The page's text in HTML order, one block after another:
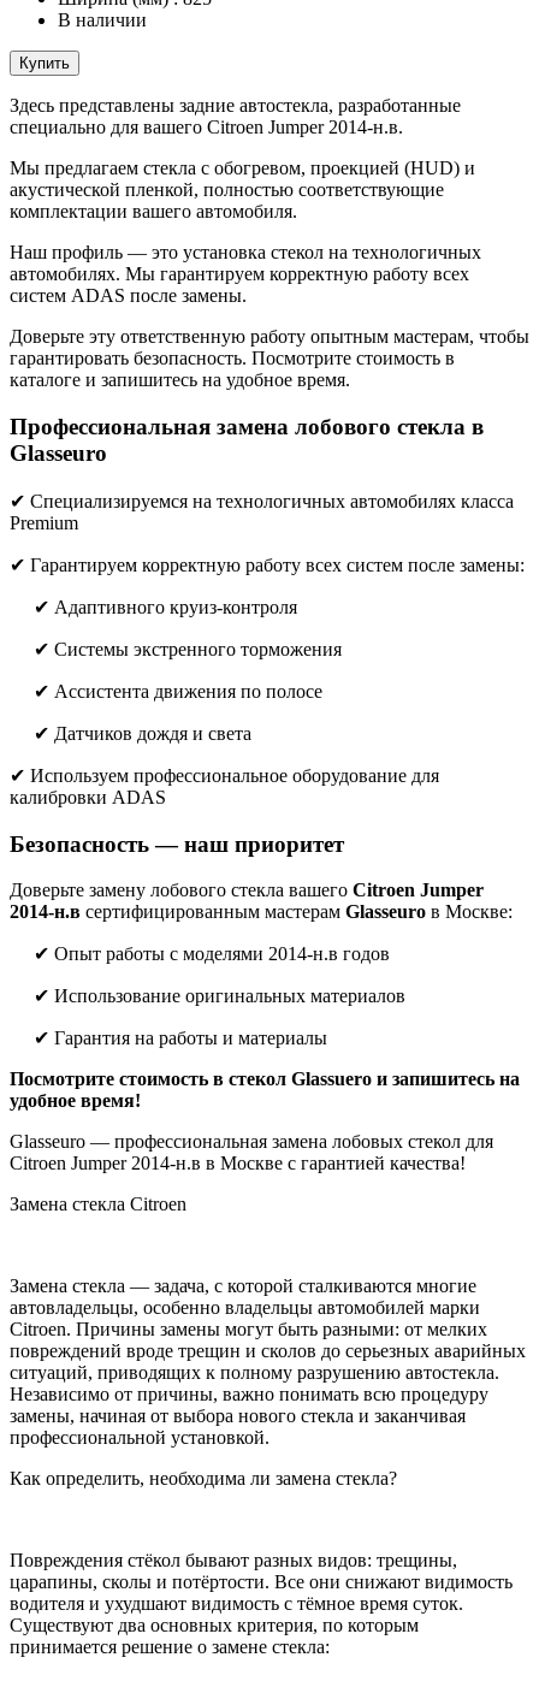
В наличии
Купить
Здесь представлены задние автостекла, разработанные
специально для вашего Citroen Jumper 2014-н.в.
Мы предлагаем стекла с обогревом, проекцией (HUD) и
акустической пленкой, полностью соответствующие
комплектации вашего автомобиля.
Наш профиль — это установка стекол на технологичных
автомобилях. Мы гарантируем корректную работу всех
систем ADAS после замены.
Доверьте эту ответственную работу опытным мастерам, чтобы
гарантировать безопасность. Посмотрите стоимость в
каталоге и запишитесь на удобное время.
Профессиональная замена лобового стекла в
Glasseuro
✔ Специализируемся на технологичных автомобилях класса
Premium
✔ Гарантируем корректную работу всех систем после замены:
✔ Адаптивного круиз-контроля
✔ Системы экстренного торможения
✔ Ассистента движения по полосе
✔ Датчиков дождя и света
✔ Используем профессиональное оборудование для
калибровки ADAS
Безопасность — наш приоритет
Доверьте замену лобового стекла вашего Citroen Jumper
2014-н.в сертифицированным мастерам Glasseuro в Москве:
✔ Опыт работы с моделями 2014-н.в годов
✔ Использование оригинальных материалов
✔ Гарантия на работы и материалы
Посмотрите стоимость в стекол Glassuero и запишитесь на
удобное время!
Glasseuro — профессиональная замена лобовых стекол для
Citroen Jumper 2014-н.в в Москве с гарантией качества!
Замена стекла Citroen
Замена стекла — задача, с которой сталкиваются многие
автовладельцы, особенно владельцы автомобилей марки
Citroen. Причины замены могут быть разными: от мелких
повреждений вроде трещин и сколов до серьезных аварийных
ситуаций, приводящих к полному разрушению автостекла.
Независимо от причины, важно понимать всю процедуру
замены, начиная от выбора нового стекла и заканчивая
профессиональной установкой.
Как определить, необходима ли замена стекла?
Повреждения стёкол бывают разных видов: трещины,
царапины, сколы и потёртости. Все они снижают видимость
водителя и ухудшают видимость с тёмное время суток.
Существуют два основных критерия, по которым
принимается решение о замене стекла: